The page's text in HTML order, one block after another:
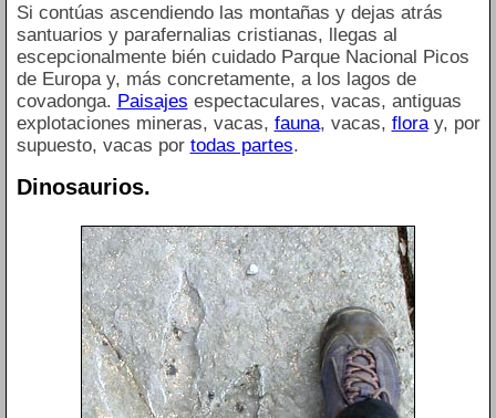
Si contúas ascendiendo las montañas y dejas atrás
santuarios y parafernalias cristianas, llegas al
escepcionalmente bién cuidado Parque Nacional Picos
de Europa y, más concretamente, a los lagos de
covadonga. Paisajes espectaculares, vacas, antiguas
explotaciones mineras, vacas, fauna, vacas, floray, por
supuesto, vacas por todas partes.
Dinosaurios.